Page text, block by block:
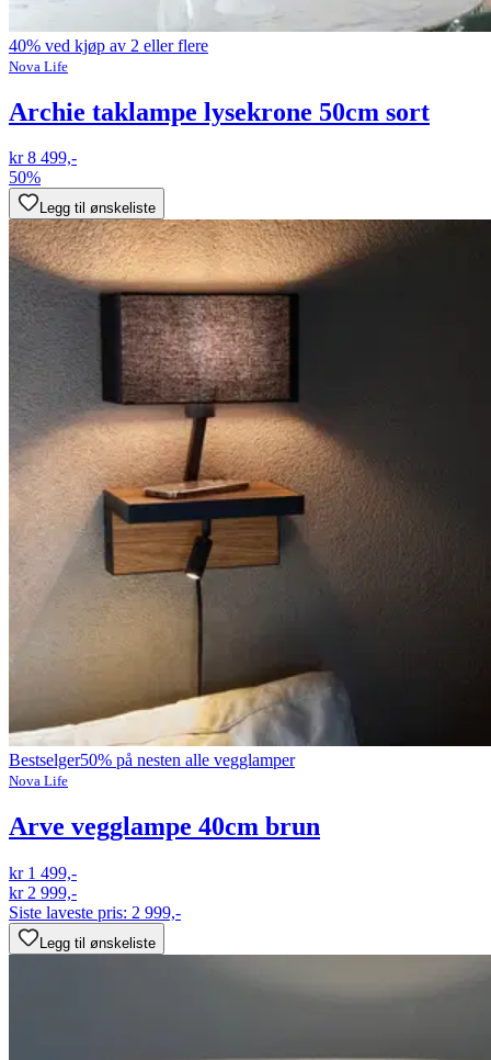
40% ved kjøp av 2 eller flere
Nova Life
Archie taklampe lysekrone 50cm sort
kr 8 499,-
50%
Legg til ønskeliste
Bestselger50% på nesten alle vegglamper
Nova Life
Arve vegglampe 40cm brun
kr 1 499,-
kr 2 999,-
Siste laveste pris: 2 999,-
Legg til ønskeliste